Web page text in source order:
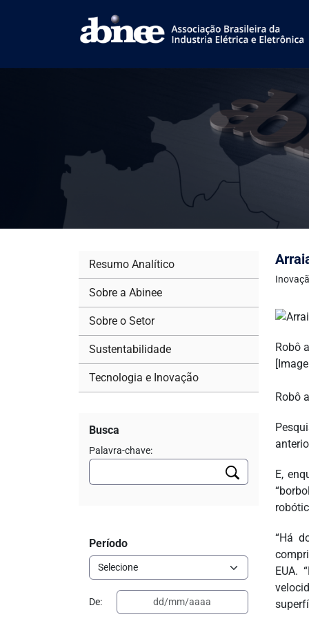
Robô
Robô
E,
“Há
EUA.
Resumo Analítico
Sobre a Abinee
Sobre o Setor
Sustentabilidade
Tecnologia e Inovação
Busca
Palavra-chave:
Período
De: